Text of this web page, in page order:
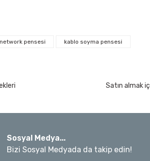
50Mt
network pensesi kablo soyma pensesi
Satın almak
Sosyal Medya...
Bizi Sosyal Medyada da takip edin!